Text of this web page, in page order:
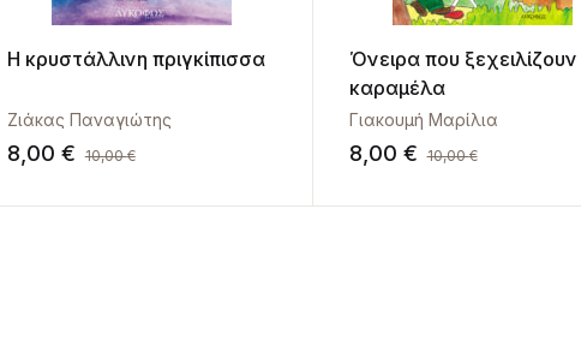
Η κρυστάλλινη πριγκίπισσα
Ζιάκας Παναγιώτης
8,00 € 10,00€
Όνειρα που ξεχειλίζουν
καραμέλα
Γιακουμή Μαρίλια
8,00 € 10,00€